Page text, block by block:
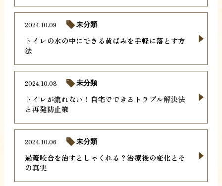
トイレの水の中にできる黄ばみを手軽に落とす方
法
2024.10.09 未分類
トイレが流れない！自宅でできるトラブル解決法
と再発防止策
2024.10.08 未分類
過蓋咬合を治すとしゃくれる？治療後の変化とそ
の真実
2024.10.06 未分類